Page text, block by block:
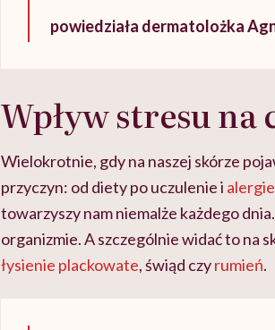
powiedziała dermatolożka
Wpływ stresu
Wielokrotnie, gdy na naszej skórze
przyczyn: od diety po uczulenie i alergie
towarzyszy nam niemalże każdego
organizmie. A szczególnie widać to na
łysienie plackowate, świąd czyrumień.